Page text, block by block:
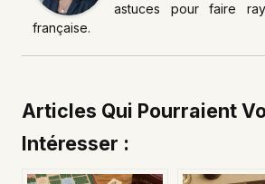
astuces pour faire
française.
Articles Qui Pourraient
Intéresser :